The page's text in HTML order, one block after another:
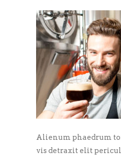
Alienum phaedrum
vis detraxit elit